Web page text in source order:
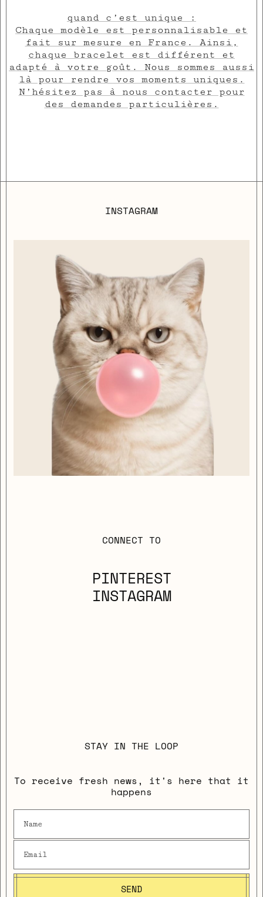
quand c’est unique :
Chaque modèle est personnalisable et
fait sur mesure en France. Ainsi,
chaque bracelet est différent et
adapté à votre goût. Nous sommes aussi
là pour rendre vos moments uniques.
N’hésitez pas à nous contacter pour
des demandes particulières.
INSTAGRAM
CONNECT TO
PINTEREST
INSTAGRAM
STAY IN THE LOOP
To receive fresh news, it's here that it
happens
SEND